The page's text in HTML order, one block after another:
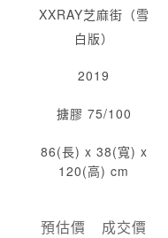
XXRAY芝麻街（雪
白版）
2019
搪膠 75/100
86(長) x 38(寬) x
120(高) cm
預估價 成交價